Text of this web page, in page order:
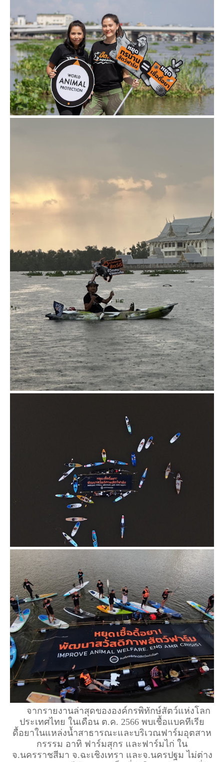
จากรายงานล่าสุดขององค์กรพิทักษ์สัตว์แห่งโลก
ประเทศไทย ในเดือน ต.ค. 2566 พบเชื้อแบคทีเรีย
ดื้อยาในแหล่งน้ำสาธารณะและบริเวณฟาร์มอุตสาห
กรรรม อาทิ ฟาร์มสุกร และฟาร์มไก่ ใน
จ.นครราชสีมา จ.ฉะเชิงเทรา และจ.นครปฐม ไม่ต่าง